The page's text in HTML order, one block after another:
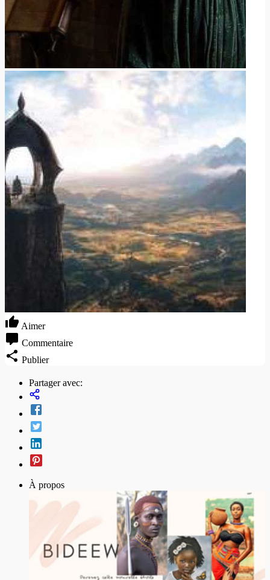
Aimer
Commentaire
Publier
Partager avec:
À propos